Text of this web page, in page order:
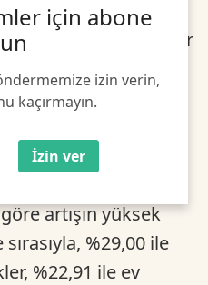
için abone
izin verin,
kaçırmayın.
İzin ver
ile alkollü içecekler
Bir önceki
düşük olduğu
%4,79 ile
ve ayakkabı ve
karşılık, bir
artışın yüksek
%29,00 ile
%22,91 ile ev